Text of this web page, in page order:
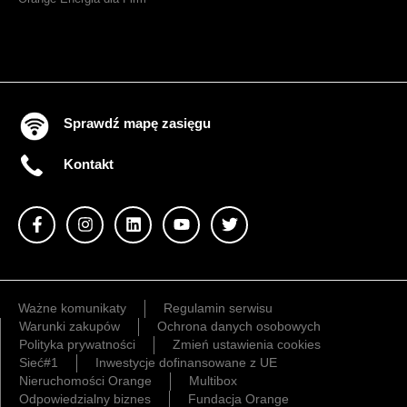
Sprawdź mapę zasięgu
Kontakt
Ważne komunikaty
Regulamin serwisu
Warunki zakupów
Ochrona danych osobowych
Polityka prywatności
Zmień ustawienia cookies
Sieć#1
Inwestycje dofinansowane z UE
Nieruchomości Orange
Multibox
Odpowiedzialny biznes
Fundacja Orange